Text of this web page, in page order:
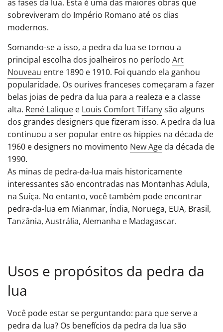
as fases da lua. Esta é uma das maiores obras que
sobreviveram do Império Romano até os dias
modernos.
Somando-se a isso, a pedra da lua se tornou a
principal escolha dos joalheiros no período Art
Nouveau entre 1890 e 1910. Foi quando ela ganhou
popularidade. Os ourives franceses começaram a fazer
belas joias de pedra da lua para a realeza e a classe
alta. René Lalique e Louis Comfort Tiffanysão alguns
dos grandes designers que fizeram isso. A pedra da lua
continuou a ser popular entre os hippies na década de
1960 e designers no movimento New Age da década de
1990.
As minas de pedra-da-lua mais historicamente
interessantes são encontradas nas Montanhas Adula,
na Suíça. No entanto, você também pode encontrar
pedra-da-lua em Mianmar, Índia, Noruega, EUA, Brasil,
Tanzânia, Austrália, Alemanha e Madagascar.
Usos e propósitos da pedra da
lua
Você pode estar se perguntando: para que serve a
pedra da lua? Os benefícios da pedra da lua são